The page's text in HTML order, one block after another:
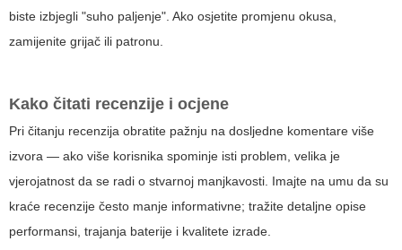
biste izbjegli "suho paljenje". Ako osjetite promjenu okusa,
zamijenite grijač ili patronu.
Kako čitati recenzije i ocjene
Pri čitanju recenzija obratite pažnju na dosljedne komentare više
izvora — ako više korisnika spominje isti problem, velika je
vjerojatnost da se radi o stvarnoj manjkavosti. Imajte na umu da su
kraće recenzije često manje informativne; tražite detaljne opise
performansi, trajanja baterije i kvalitete izrade.